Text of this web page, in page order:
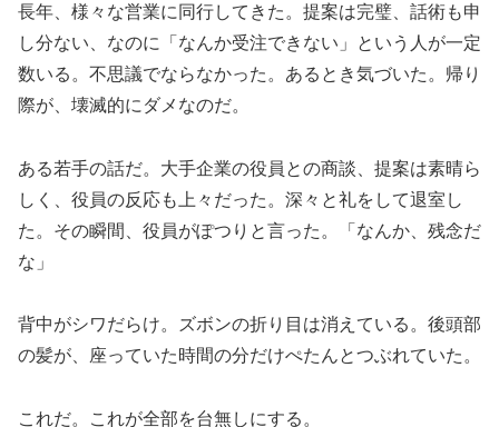
長年、様々な営業に同行してきた。提案は完璧、話術も申
し分ない、なのに「なんか受注できない」という人が一定
数いる。不思議でならなかった。あるとき気づいた。帰り
際が、壊滅的にダメなのだ。
ある若手の話だ。大手企業の役員との商談、提案は素晴ら
しく、役員の反応も上々だった。深々と礼をして退室し
た。その瞬間、役員がぽつりと言った。「なんか、残念だ
な」
背中がシワだらけ。ズボンの折り目は消えている。後頭部
の髪が、座っていた時間の分だけぺたんとつぶれていた。
これだ。これが全部を台無しにする。